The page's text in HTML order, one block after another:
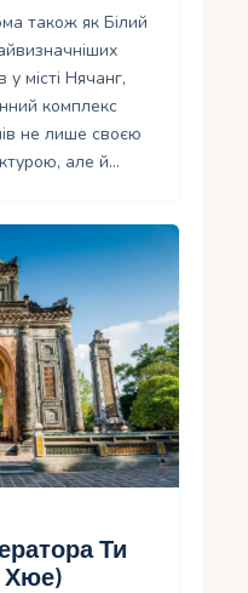
також як Білий
у місті Нячанг,
комплекс
не лише своєю
але й…
Ти
Хюе)